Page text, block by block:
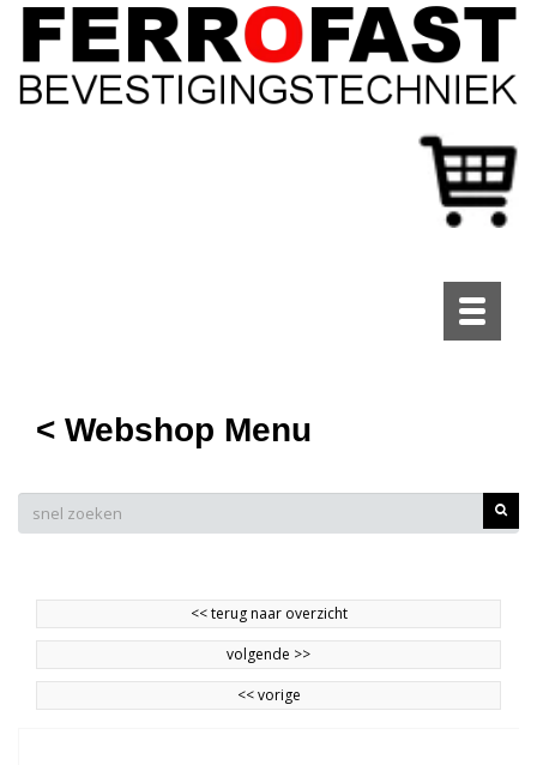
Toggle
< Webshop Menu
<<terug naar overzicht
volgende >>
<<vorige